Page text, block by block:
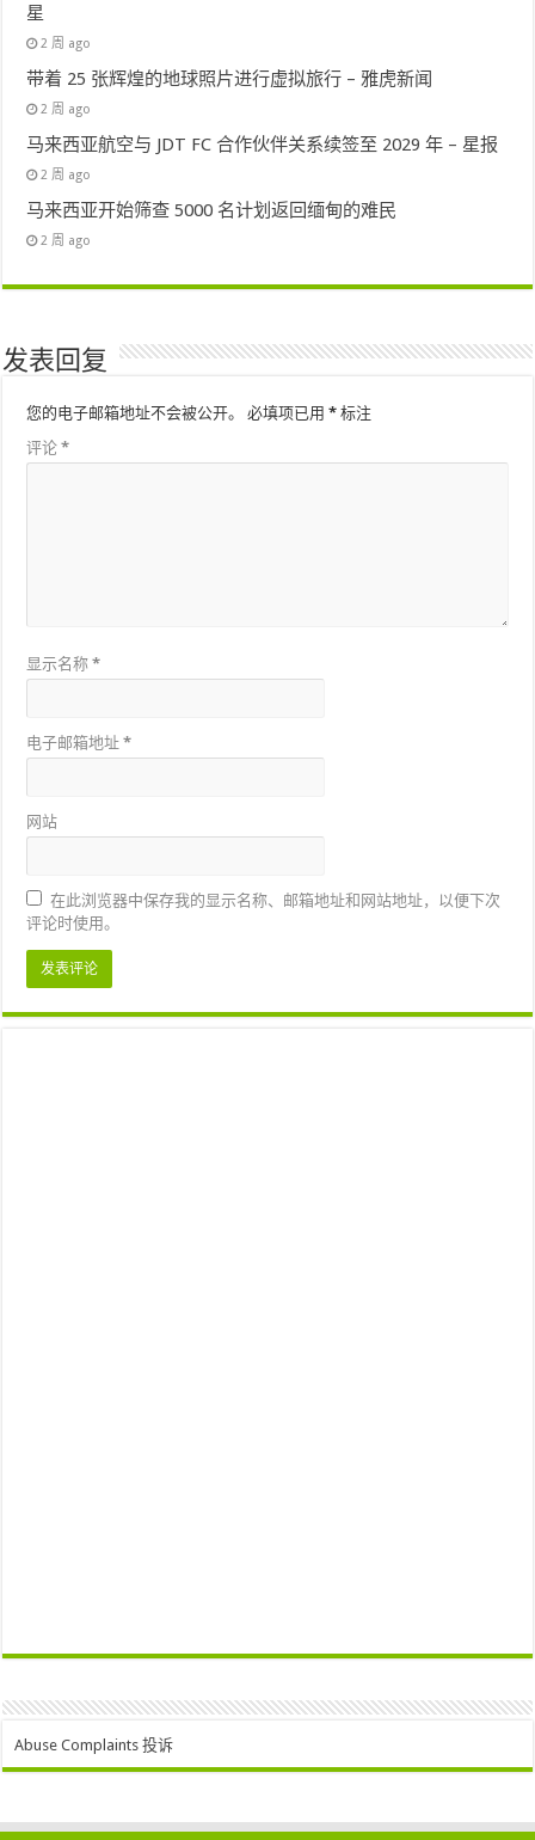
星
2 周 ago
带着 25 张辉煌的地球照片进行虚拟旅行 – 雅虎新闻
2 周 ago
马来西亚航空与 JDT FC 合作伙伴关系续签至 2029 年 – 星报
2 周 ago
马来西亚开始筛查 5000 名计划返回缅甸的难民
2 周 ago
发表回复
您的电子邮箱地址不会被公开。 必填项已用* 标注
评论*
显示名称*
电子邮箱地址*
网站
在此浏览器中保存我的显示名称、邮箱地址和网站地址，以便下次
评论时使用。
Abuse Complaints 投诉